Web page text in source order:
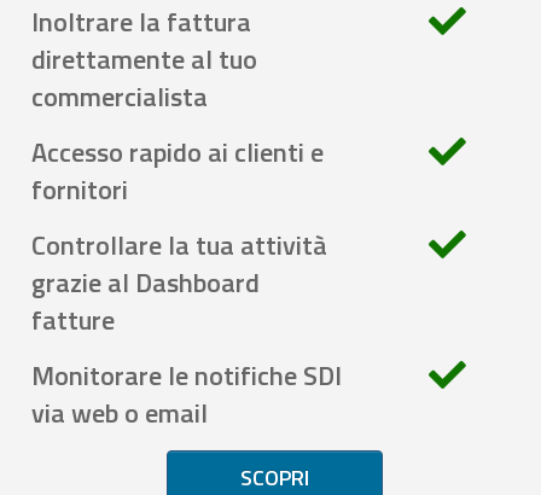
Inoltrare la fattura
direttamente al tuo
commercialista
Accesso rapido ai clienti e
fornitori
Controllare la tua attività
grazie al Dashboard
fatture
Monitorare le notifiche SDI
via web o email
SCOPRI